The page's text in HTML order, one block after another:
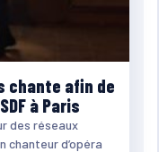
chante afin de
à Paris
des réseaux
chanteur d’opéra